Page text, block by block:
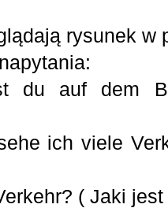
rysunek w
du auf dem
ich viele
( Jaki